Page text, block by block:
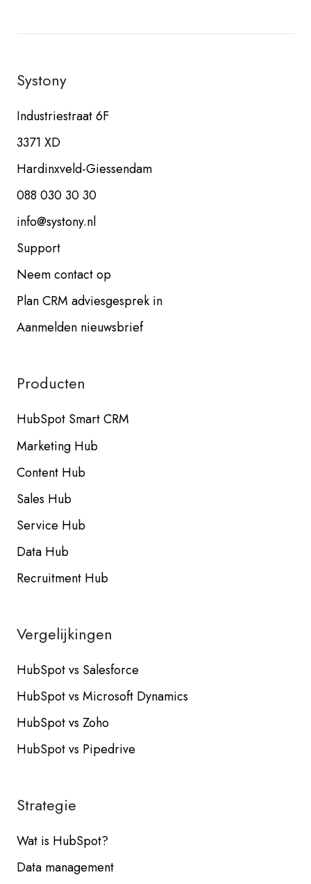
Systony
Industriestraat 6F
3371 XD
Hardinxveld-Giessendam
088 030 30 30
info@systony.nl
Support
Neem contact op
Plan CRM adviesgesprek in
Aanmelden nieuwsbrief
Producten
HubSpot Smart CRM
Marketing Hub
Content Hub
Sales Hub
Service Hub
Data Hub
Recruitment Hub
Vergelijkingen
HubSpot vs Salesforce
HubSpot vs Microsoft Dynamics
HubSpot vs Zoho
HubSpot vs Pipedrive
Strategie
Wat is HubSpot?
Data management